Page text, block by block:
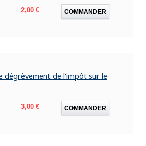
Prix
2,00 € COMMANDER
dégrèvement de l'impôt sur le
Prix
3,00 € COMMANDER